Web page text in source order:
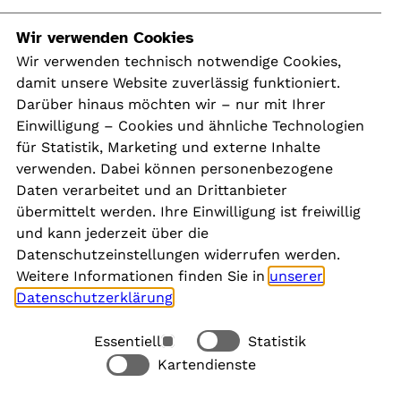
Navigation
Kontakt
Presse
Aktuelles
Karriere
Newsletter
Social Media
Rechtliches
Wir verwenden Cookies
Wir verwenden technisch notwendige Cookies,
damit unsere Website zuverlässig funktioniert.
Darüber hinaus möchten wir – nur mit Ihrer
Einwilligung – Cookies und ähnliche Technologien
für Statistik, Marketing und externe Inhalte
verwenden. Dabei können personenbezogene
Daten verarbeitet und an Drittanbieter
übermittelt werden. Ihre Einwilligung ist freiwillig
und kann jederzeit über die
Datenschutzeinstellungen widerrufen werden.
Weitere Informationen finden Sie in unserer
Datenschutzerklärung
Essentiell
Statistik
Kartendienste